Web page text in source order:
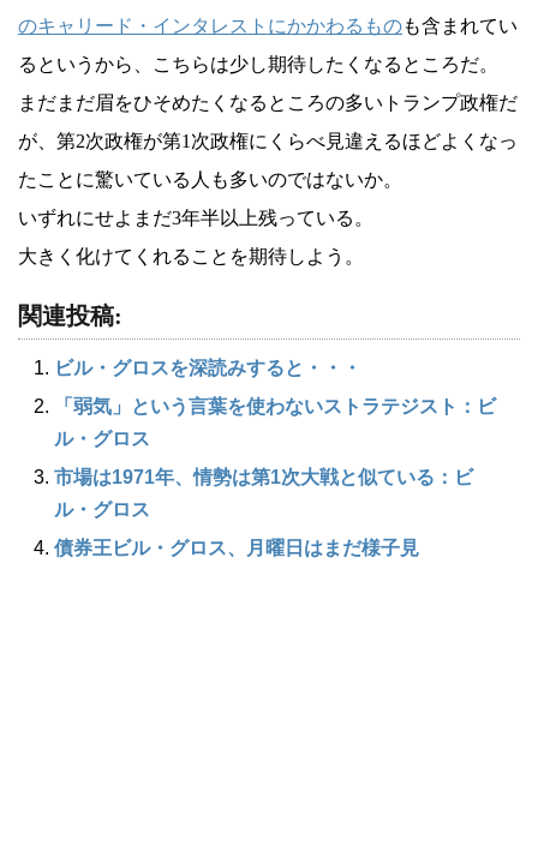
のキャリード・インタレストにかかわるものも含まれてい
るというから、こちらは少し期待したくなるところだ。
まだまだ眉をひそめたくなるところの多いトランプ政権だ
が、第2次政権が第1次政権にくらべ見違えるほどよくなっ
たことに驚いている人も多いのではないか。
いずれにせよまだ3年半以上残っている。
大きく化けてくれることを期待しよう。
関連投稿:
ビル・グロスを深読みすると・・・
「弱気」という言葉を使わないストラテジスト：ビ
ル・グロス
市場は1971年、情勢は第1次大戦と似ている：ビ
ル・グロス
債券王ビル・グロス、月曜日はまだ様子見